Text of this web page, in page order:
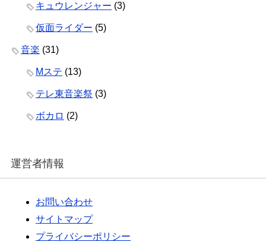
キュウレンジャー (3)
仮面ライダー (5)
音楽 (31)
Mステ (13)
テレ東音楽祭 (3)
ボカロ (2)
運営者情報
お問い合わせ
サイトマップ
プライバシーポリシー